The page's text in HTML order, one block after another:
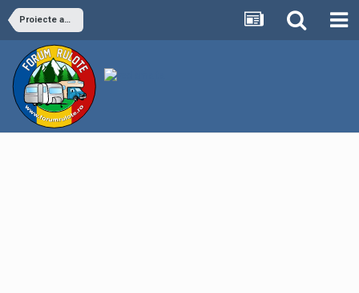
Proiecte autorulote si rulote homemade